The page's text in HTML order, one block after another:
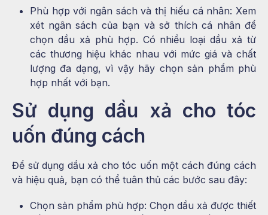
Phù hợp với ngân sách và thị hiếu cá nhân: Xem
xét ngân sách của bạn và sở thích cá nhân để
chọn dầu xả phù hợp. Có nhiều loại dầu xả từ
các thương hiệu khác nhau với mức giá và chất
lượng đa dạng, vì vậy hãy chọn sản phẩm phù
hợp nhất với bạn.
Sử dụng dầu xả cho tóc
uốn đúng cách
Để sử dụng dầu xả cho tóc uốn một cách đúng cách
và hiệu quả, bạn có thể tuân thủ các bước sau đây:
Chọn sản phẩm phù hợp: Chọn dầu xả được thiết